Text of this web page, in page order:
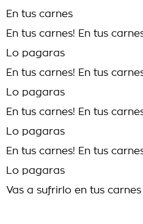
En tus carnes
En tus carnes! En tus
Lo pagaras
En tus carnes! En tus
Lo pagaras
En tus carnes! En tus
Lo pagaras
En tus carnes! En tus
Lo pagaras
Vas a sufrirlo en tus carnes